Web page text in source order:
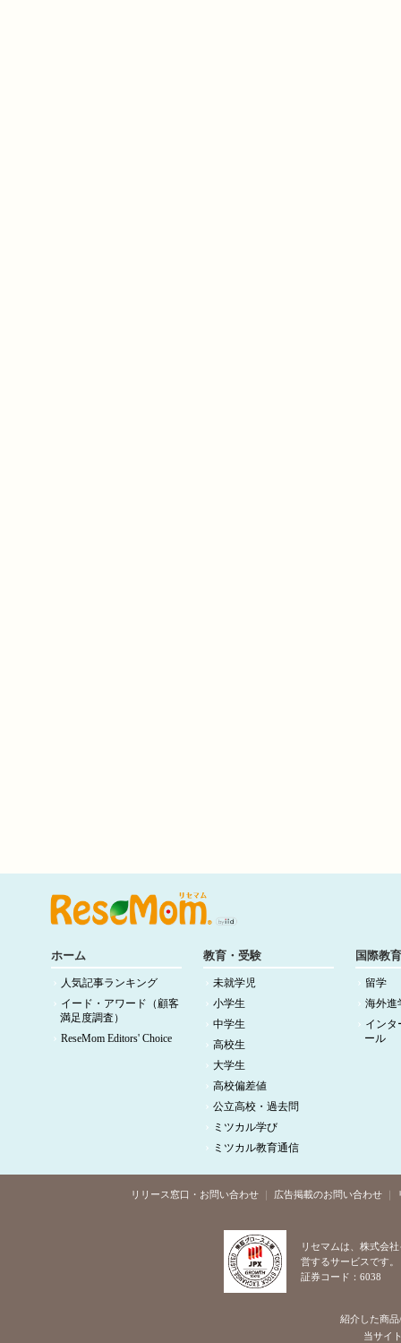
ホーム
人気記事ランキング
イード・アワード（顧客
満足度調査）
ReseMom Editors' Choice
教育・受験
未就学児
小学生
中学生
高校生
大学生
高校偏差値
公立高校・過去問
ミツカル学び
ミツカル教育通信
国際教育
留学
海外進
インタ
ール
リリース窓口・お問い合わせ 広告掲載のお問い合わせ
リセマムは、株式会
営するサービスです。
証券コード：6038
紹介した商
当サイ